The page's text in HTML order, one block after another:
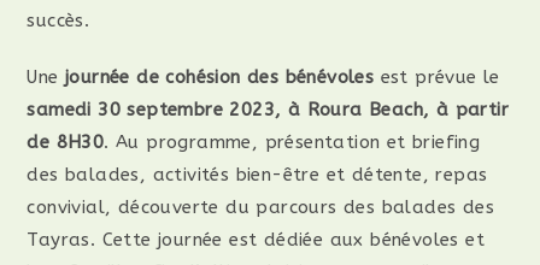
succès.
Une journée de cohésion des bénévoles est prévue le
samedi 30 septembre 2023, à Roura Beach, à partir
de 8H30. Au programme, présentation et briefing
des balades, activités bien-être et détente, repas
convivial, découverte du parcours des balades des
Tayras. Cette journée est dédiée aux bénévoles et